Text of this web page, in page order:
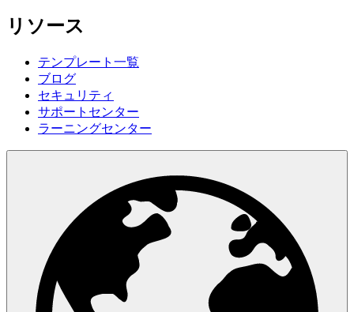
リソース
テンプレート一覧
ブログ
セキュリティ
サポートセンター
ラーニングセンター